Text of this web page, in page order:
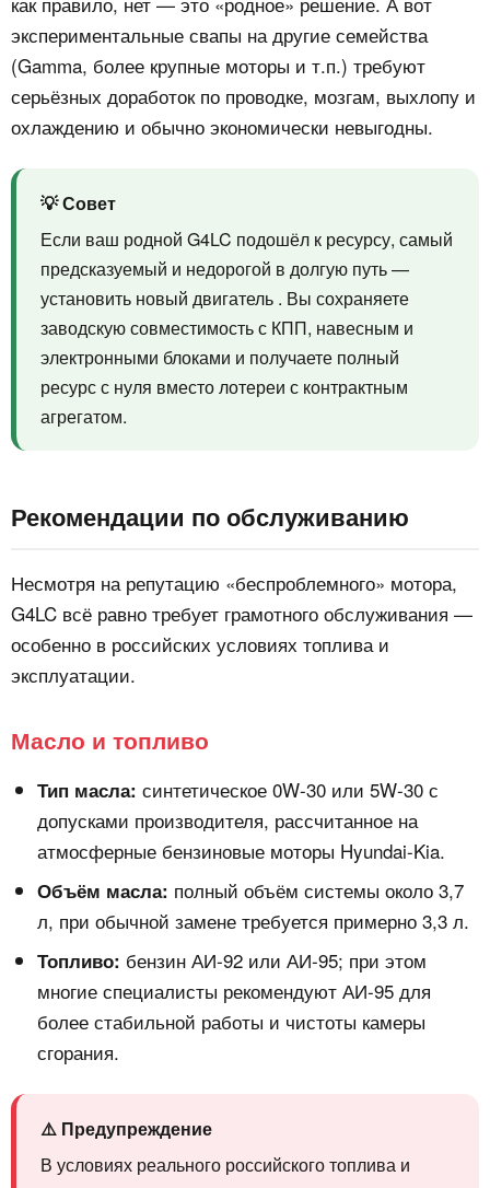
экспериментальные свапы на другие семейства
(Gamma, более крупные моторы и т.п.) требуют
серьёзных доработок по проводке, мозгам, выхлопу и
охлаждению и обычно экономически невыгодны.
💡 Совет
Если ваш родной G4LC подошёл к ресурсу, самый
предсказуемый и недорогой в долгую путь —
установить новый двигатель . Вы сохраняете
заводскую совместимость с КПП, навесным и
электронными блоками и получаете полный
ресурс с нуля вместо лотереи с контрактным
агрегатом.
Рекомендации по обслуживанию
Несмотря на репутацию «беспроблемного» мотора,
G4LC всё равно требует грамотного обслуживания —
особенно в российских условиях топлива и
эксплуатации.
Масло и топливо
Тип масла: синтетическое 0W-30 или 5W-30 с
допусками производителя, рассчитанное на
атмосферные бензиновые моторы Hyundai-Kia.
Объём масла: полный объём системы около 3,7
л, при обычной замене требуется примерно 3,3 л.
Топливо: бензин АИ‑92 или АИ‑95; при этом
многие специалисты рекомендуют АИ‑95 для
более стабильной работы и чистоты камеры
сгорания.
⚠️ Предупреждение
В условиях реального российского топлива и